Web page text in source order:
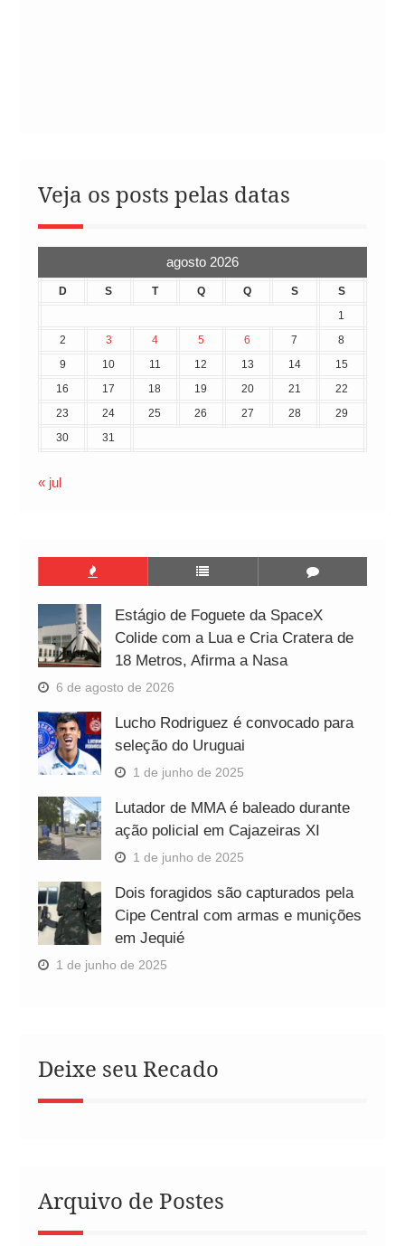
Veja os posts pelas datas
agosto 2026
D S T Q Q S
S
1
2
3 4 5 6 7
8
9
10 11 12 13 14
15
16
17 18 19 20 21
22
23
24 25 26 27 28
29
30
31
« jul
Estágio de Foguete da SpaceX
Colide com a Lua e Cria Cratera de
18 Metros, Afirma a Nasa
6 de agosto de 2026
Lucho Rodriguez é convocado para
seleção do Uruguai
1 de junho de 2025
Lutador de MMA é baleado durante
ação policial em Cajazeiras XI
1 de junho de 2025
Dois foragidos são capturados pela
Cipe Central com armas e munições
em Jequié
1 de junho de 2025
Deixe seu Recado
Arquivo de Postes